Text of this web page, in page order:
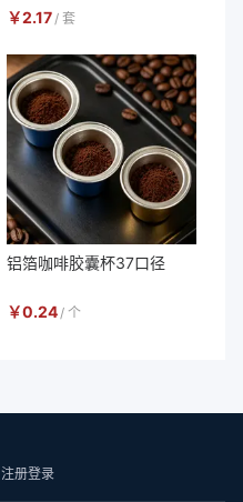
￥2.17 / 套
铝箔咖啡胶囊杯37口径
￥0.24 / 个
注册登录